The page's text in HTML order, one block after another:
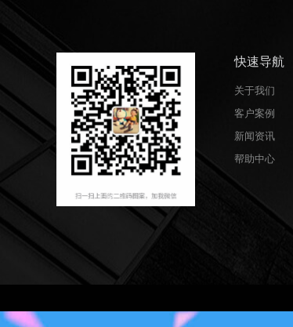
快速导航
关于我们
客户案例
新闻资讯
帮助中心